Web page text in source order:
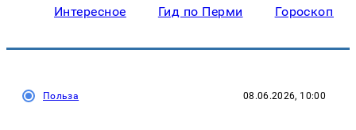
Интересное Гид по Перми Гороскопы
Польза 08.06.2026, 10:00